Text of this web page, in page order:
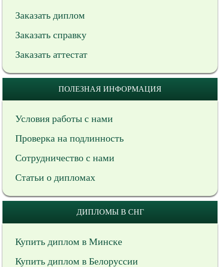
Заказать диплом
Заказать справку
Заказать аттестат
ПОЛЕЗНАЯ ИНФОРМАЦИЯ
Условия работы с нами
Проверка на подлинность
Сотрудничество с нами
Статьи о дипломах
ДИПЛОМЫ В СНГ
Купить диплом в Минске
Купить диплом в Белоруссии